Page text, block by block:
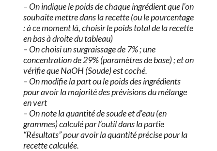
– On indique le poids de chaque ingrédient que l’on
souhaite mettre dans la recette (ou le pourcentage
: à ce moment là, choisir le poids total de la recette
en bas à droite du tableau)
– On choisi un surgraissage de 7% ; une
concentration de 29% (paramètres de base) ; et on
vérifie que NaOH (Soude) est coché.
– On modifie la part ou le poids des ingrédients
pour avoir la majorité des prévisions du mélange
en vert
– On note la quantité de soude et d’eau (en
grammes) calculé par l’outil dans la partie
“Résultats” pour avoir la quantité précise pour la
recette calculée.